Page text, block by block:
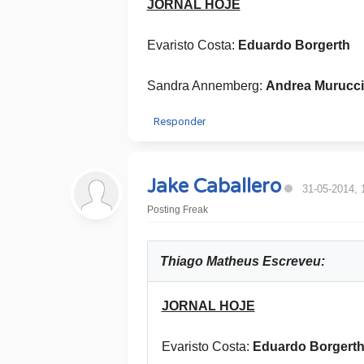
JORNAL HOJE
Evaristo Costa: Eduardo Borgerth
Sandra Annemberg: Andrea Murucci
Responder
Jake Caballero 31-05-2014,
Posting Freak
Thiago Matheus Escreveu:
JORNAL HOJE
Evaristo Costa: Eduardo Borgerth